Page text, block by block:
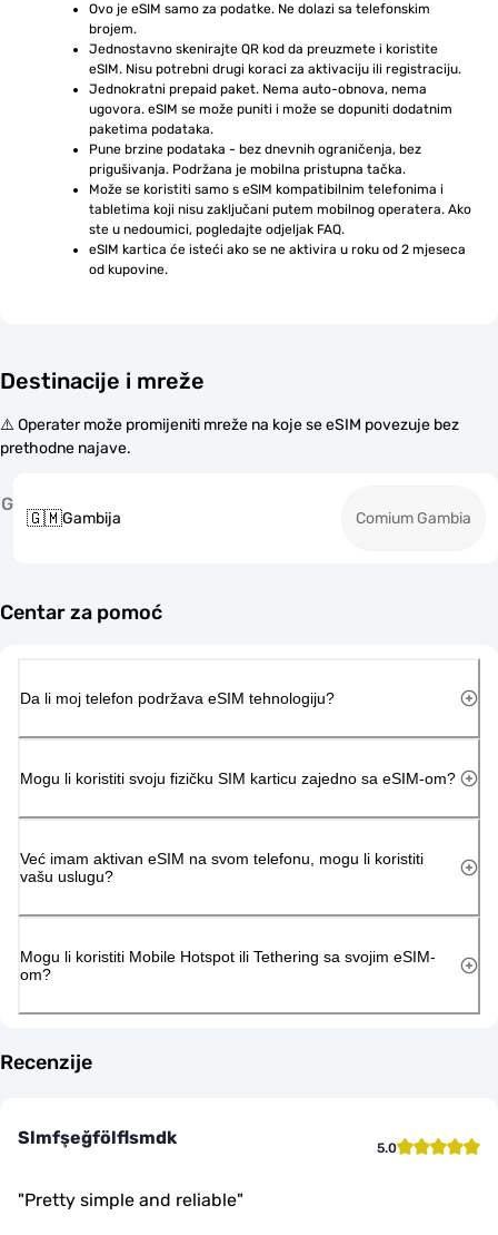
Ovo je eSIM samo za podatke. Ne dolazi sa telefonskim
brojem.
Jednostavno skenirajte QR kod da preuzmete i koristite
eSIM. Nisu potrebni drugi koraci za aktivaciju ili registraciju.
Jednokratni prepaid paket. Nema auto-obnova, nema
ugovora. eSIM se može puniti i može se dopuniti dodatnim
paketima podataka.
Pune brzine podataka - bez dnevnih ograničenja, bez
prigušivanja. Podržana je mobilna pristupna tačka.
Može se koristiti samo s eSIM kompatibilnim telefonima i
tabletima koji nisu zaključani putem mobilnog operatera. Ako
ste u nedoumici, pogledajte odjeljak FAQ.
eSIM kartica će isteći ako se ne aktivira u roku od 2 mjeseca
od kupovine.
Destinacije i mreže
⚠️ Operater može promijeniti mreže na koje se eSIM povezuje bez
prethodne najave.
G
🇬🇲Gambija Comium Gambia
Centar za pomoć
Da li moj telefon podržava eSIM tehnologiju?
Mogu li koristiti svoju fizičku SIM karticu zajedno sa eSIM-om?
Već imam aktivan eSIM na svom telefonu, mogu li koristiti
vašu uslugu?
Mogu li koristiti Mobile Hotspot ili Tethering sa svojim eSIM-
om?
Recenzije
Slmfşeğfölflsmdk 5.0
"Pretty simple and reliable"